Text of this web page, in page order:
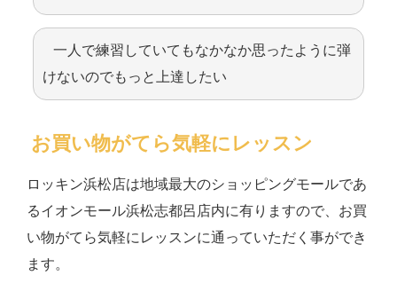
一人で練習していてもなかなか思ったように弾
けないのでもっと上達したい
お買い物がてら気軽にレッスン
ロッキン浜松店は地域最大のショッピングモールであ
るイオンモール浜松志都呂店内に有りますので、お買
い物がてら気軽にレッスンに通っていただく事ができ
ます。